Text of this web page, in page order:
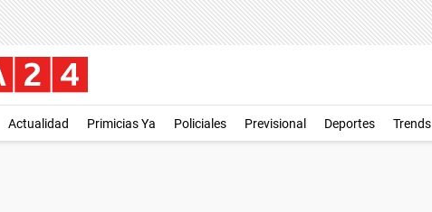
Actualidad Primicias Ya Policiales Previsional Deportes Trends